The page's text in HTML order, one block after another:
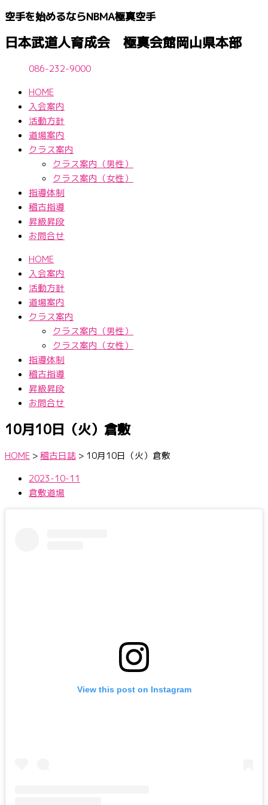
容
を
ス
空手を始めるならNBМA極真空手
日本武道人育成会 極真会館岡山県本部
086-232-9000
HOME
入会案内
活動方針
道場案内
クラス案内
クラス案内（男性）
クラス案内（女性）
指導体制
稽古指導
昇級昇段
お問合せ
HOME
入会案内
活動方針
道場案内
クラス案内
クラス案内（男性）
クラス案内（女性）
指導体制
稽古指導
昇級昇段
お問合せ
10月10日（火）倉敷
HOME >稽古日誌 > 10月10日（火）倉敷
2023-10-11
倉敷道場
View this post on Instagram